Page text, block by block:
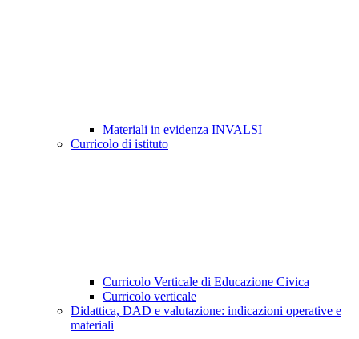
Materiali in evidenza INVALSI
Curricolo di istituto
Curricolo Verticale di Educazione Civica
Curricolo verticale
Didattica, DAD e valutazione: indicazioni operative e
materiali